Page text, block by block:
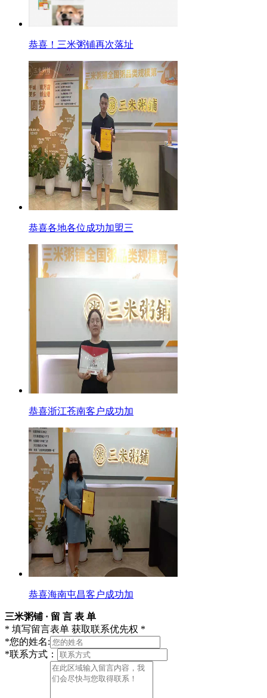
恭喜！三米粥铺再次落址
恭喜各地各位成功加盟三
恭喜浙江苍南客户成功加
恭喜海南屯昌客户成功加
三米粥铺 · 留 言 表 单
* 填写留言表单 获取联系优先权 *
*您的姓名:
*联系方式：